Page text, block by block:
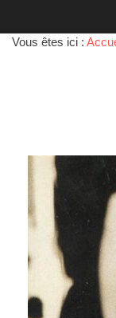
Vous êtes ici :